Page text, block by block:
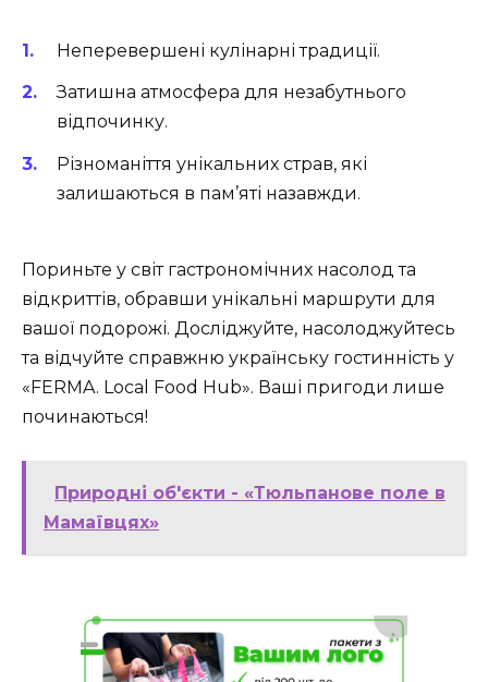
Неперевершені кулінарні традиції.
Затишна атмосфера для незабутнього
відпочинку.
Різноманіття унікальних страв, які
залишаються в пам’яті назавжди.
Пориньте у світ гастрономічних насолод та
відкриттів, обравши унікальні маршрути для
вашої подорожі. Досліджуйте, насолоджуйтесь
та відчуйте справжню українську гостинність у
«FERMA. Local Food Hub». Ваші пригоди лише
починаються!
Природні об'єкти - «Тюльпанове поле в
Мамаївцях»